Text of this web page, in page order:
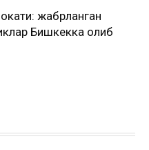
жабрланган
Бишкекка олиб